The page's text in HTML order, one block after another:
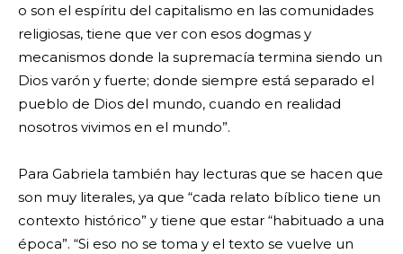
o son el espíritu del capitalismo en las comunidades
religiosas, tiene que ver con esos dogmas y
mecanismos donde la supremacía termina siendo un
Dios varón y fuerte; donde siempre está separado el
pueblo de Dios del mundo, cuando en realidad
nosotros vivimos en el mundo”.
Para Gabriela también hay lecturas que se hacen que
son muy literales, ya que “cada relato bíblico tiene un
contexto histórico” y tiene que estar “habituado a una
época”. “Si eso no se toma y el texto se vuelve un